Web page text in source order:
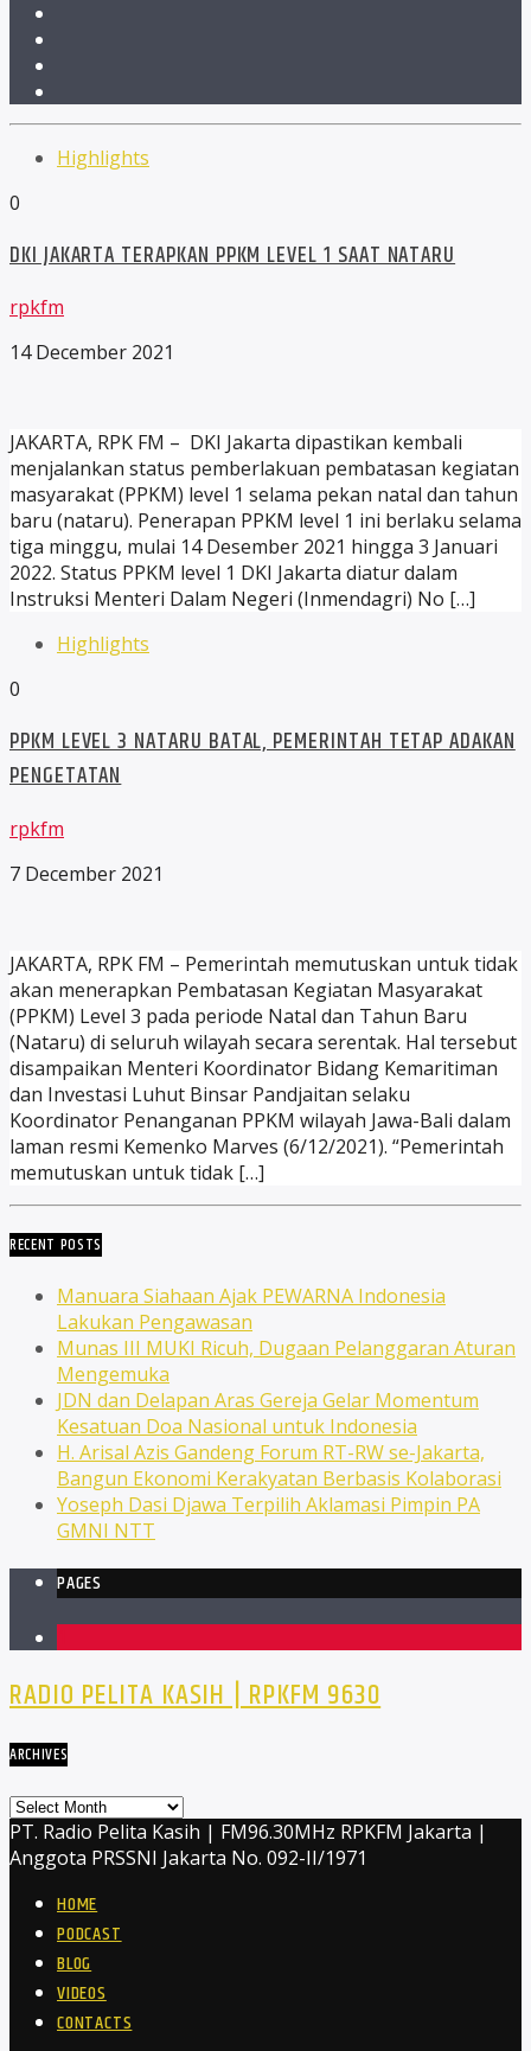
Highlights
0
DKI JAKARTA TERAPKAN PPKM LEVEL 1 SAAT NATARU
rpkfm
14 December 2021
JAKARTA, RPK FM – DKI Jakarta dipastikan kembali
menjalankan status pemberlakuan pembatasan kegiatan
masyarakat (PPKM) level 1 selama pekan natal dan tahun
baru (nataru). Penerapan PPKM level 1 ini berlaku selama
tiga minggu, mulai 14 Desember 2021 hingga 3 Januari
2022. Status PPKM level 1 DKI Jakarta diatur dalam
Instruksi Menteri Dalam Negeri (Inmendagri) No […]
Highlights
0
PPKM LEVEL 3 NATARU BATAL, PEMERINTAH TETAP ADAKAN
PENGETATAN
rpkfm
7 December 2021
JAKARTA, RPK FM – Pemerintah memutuskan untuk tidak
akan menerapkan Pembatasan Kegiatan Masyarakat
(PPKM) Level 3 pada periode Natal dan Tahun Baru
(Nataru) di seluruh wilayah secara serentak. Hal tersebut
disampaikan Menteri Koordinator Bidang Kemaritiman
dan Investasi Luhut Binsar Pandjaitan selaku
Koordinator Penanganan PPKM wilayah Jawa-Bali dalam
laman resmi Kemenko Marves (6/12/2021). “Pemerintah
memutuskan untuk tidak […]
RECENT POSTS
Manuara Siahaan Ajak PEWARNA Indonesia
Lakukan Pengawasan
Munas III MUKI Ricuh, Dugaan Pelanggaran Aturan
Mengemuka
JDN dan Delapan Aras Gereja Gelar Momentum
Kesatuan Doa Nasional untuk Indonesia
H. Arisal Azis Gandeng Forum RT-RW se-Jakarta,
Bangun Ekonomi Kerakyatan Berbasis Kolaborasi
Yoseph Dasi Djawa Terpilih Aklamasi Pimpin PA
GMNI NTT
PAGES
RADIO PELITA KASIH | RPKFM 9630
ARCHIVES
Archives
PT. Radio Pelita Kasih | FM96.30MHz RPKFM Jakarta |
Anggota PRSSNI Jakarta No. 092-II/1971
HOME
PODCAST
BLOG
VIDEOS
CONTACTS